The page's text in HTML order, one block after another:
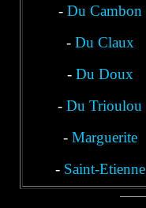
- Du Cambon
- Du Claux
- Du Doux
-Du Trioulou
- Marguerite
- Saint-Etienne